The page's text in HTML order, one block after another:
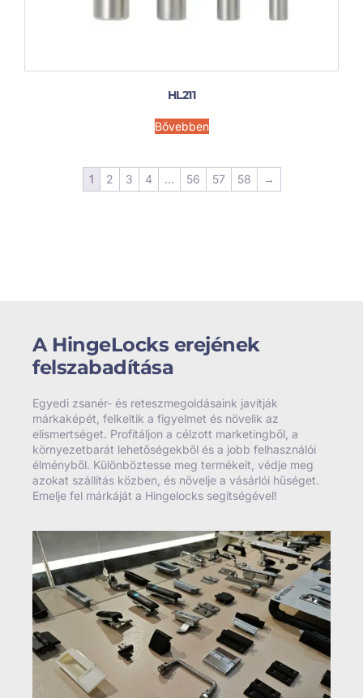
HL211
Bővebben
1 2 3 4 ... 56 57 58 →
A HingeLocks erejének
felszabadítása
Egyedi zsanér- és reteszmegoldásaink javítják
márkaképét, felkeltik a figyelmet és növelik az
elismertséget. Profitáljon a célzott marketingből, a
környezetbarát lehetőségekből és a jobb felhasználói
élményből. Különböztesse meg termékeit, védje meg
azokat szállítás közben, és növelje a vásárlói hűséget.
Emelje fel márkáját a Hingelocks segítségével!